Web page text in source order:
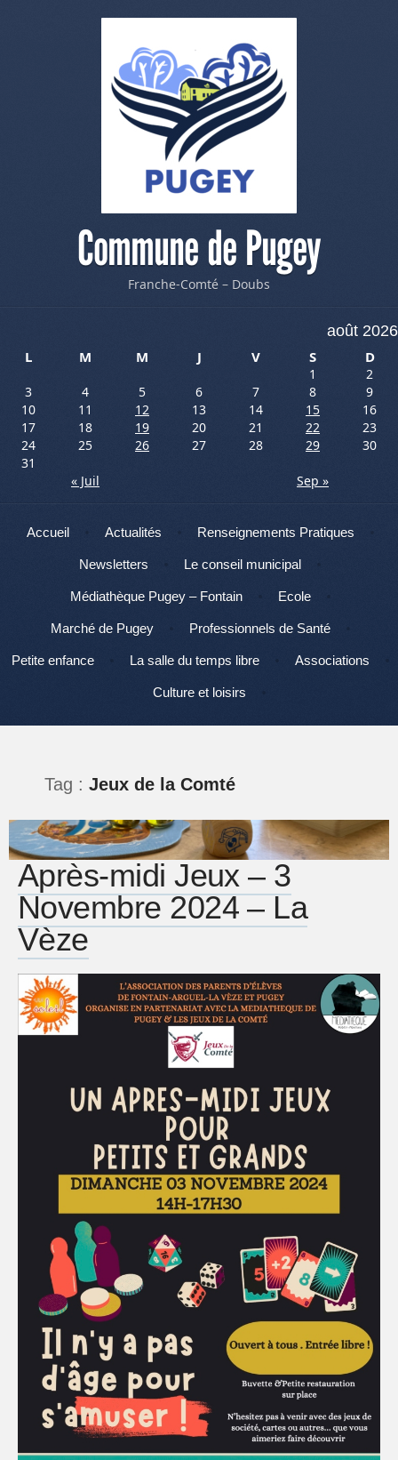
Commune de Pugey
Franche-Comté – Doubs
août 2026
L
M M J V S D
1
2
3
4 5 6 7 8
9
10
11 12 13 14 15
16
17
18 19 20 21 22
23
24
25 26 27 28 29
30
31
« Juil
Sep »
Menu
Aller au contenu
Accueil Actualités Renseignements Pratiques
Newsletters Le conseil municipal
Médiathèque Pugey – Fontain Ecole
Marché de Pugey Professionnels de Santé
Petite enfance La salle du temps libre Associations
Culture et loisirs
Tag : Jeux de la Comté
Après-midi Jeux – 3
Novembre 2024 – La
Vèze